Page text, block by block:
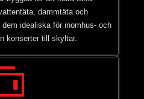
dammtäta och
idealiska för inomhus- och
konserter till skyltar.